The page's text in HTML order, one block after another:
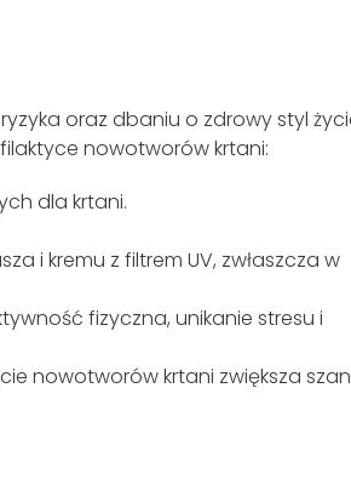
oraz dbaniu o zdrowy styl
nowotworów krtani:
dla krtani.
i kremu z filtrem UV, zwłaszcza w
fizyczna, unikanie stresu i
nowotworów krtani zwiększa